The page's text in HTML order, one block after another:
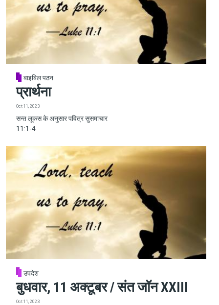
बाइबिल पठन
प्रार्थना
Oct 11, 2023
सन्त लूकस के अनुसार पवित्र सुसमाचार
11:1-4
उपदेश
बुधवार, 11 अक्टूबर / संत जॉन XXIII
Oct 11, 2023